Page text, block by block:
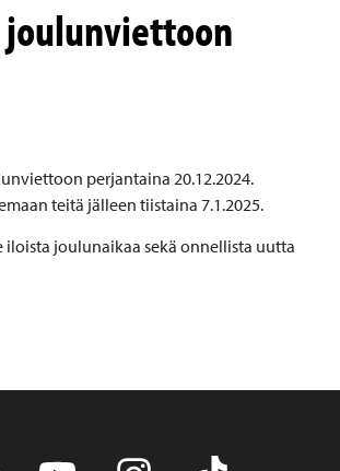
joulunviettoon
perjantaina 20.12.2024.
teitä jälleen tiistaina 7.1.2025.
iloista joulunaikaa sekä onnellista uutta